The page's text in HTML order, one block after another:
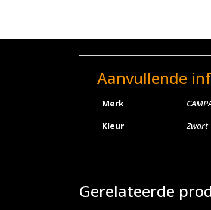
Aanvullende
Merk
Kleur
Zwart
Gerelateerde